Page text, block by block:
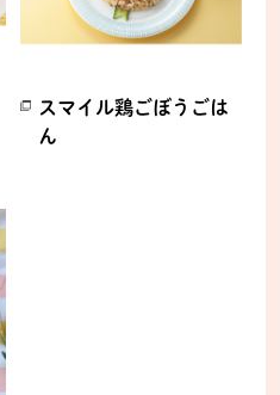
スマイル鶏ごぼうごは
ん